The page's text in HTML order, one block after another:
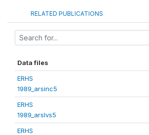
RELATED PUBLICATIONS
Data files
ERHS
1989_arsinc5
ERHS
1989_arslvs5
ERHS